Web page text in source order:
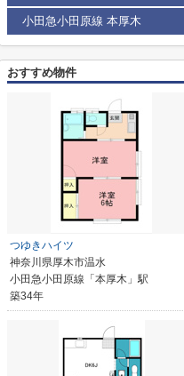
小田急小田原線 本厚木
おすすめ物件
つゆきハイツ
神奈川県厚木市温水
小田急小田原線「本厚木」駅
築34年